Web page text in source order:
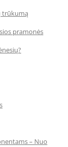
trūkumą
pramonės
– Nuo